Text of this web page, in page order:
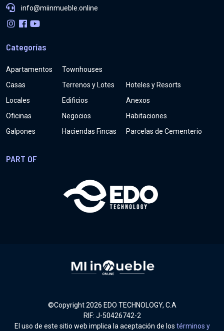
info@miinmueble.online
Categorías
Apartamentos
Casas
Locales
Oficinas
Galpones
Townhouses
Terrenos y Lotes
Edificios
Negocios
Haciendas Fincas
Hoteles y Resorts
Anexos
Habitaciones
Parcelas de Cementerio
PART OF
©Copyright2026 EDO TECHNOLOGY, C.A
RIF: J-50426742-2
El uso de este sitio web implica la aceptación de los términos y